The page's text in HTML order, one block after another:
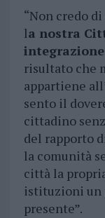
“Non credo
la nostra
risultato che
appartiene
sento il
cittadino
del rapporto
la comunità
città la
istituzioni un
presente”.